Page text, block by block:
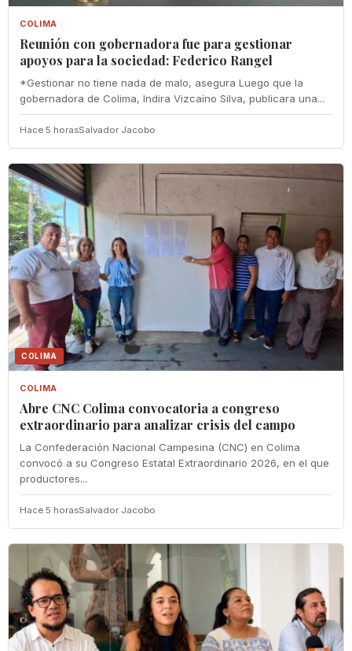
COLIMA
Reunión con gobernadora fue para gestionar
apoyos para la sociedad: Federico Rangel
*Gestionar no tiene nada de malo, asegura Luego que la
gobernadora de Colima, Indira Vizcaíno Silva, publicara una...
Hace 5 horasSalvador Jacobo
COLIMA
COLIMA
Abre CNC Colima convocatoria a congreso
extraordinario para analizar crisis del campo
La Confederación Nacional Campesina (CNC) en Colima
convocó a su Congreso Estatal Extraordinario 2026, en el que
productores...
Hace 5 horasSalvador Jacobo